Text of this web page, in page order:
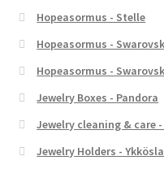
Hopeasormus - Stelle
Hopeasormus -
Hopeasormus -
Jewelry Boxes - Pandora
Jewelry cleaning & care
Jewelry Holders -